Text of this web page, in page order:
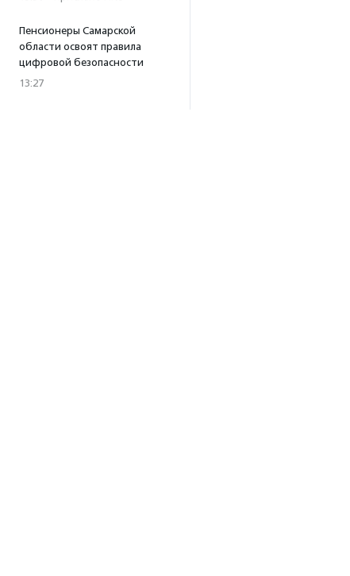
Пенсионеры Самарской
области освоят правила
цифровой безопасности
13:27